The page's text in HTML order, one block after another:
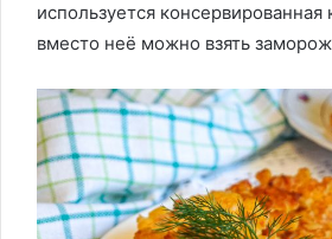
используется консервированная
вместо неё можно взять